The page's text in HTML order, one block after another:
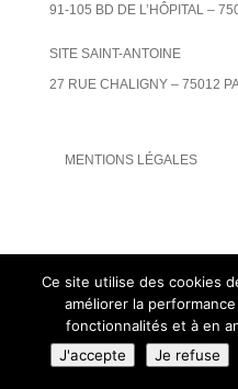
91-105 BD DE L’HÔPITAL –
SITE SAINT-ANTOINE
27 RUE CHALIGNY – 75012
MENTIONS LÉGALES
©2018
Ce site utilise des cookies
améliorer la
fonctionnalités et à en
J'accepte
Je refuse